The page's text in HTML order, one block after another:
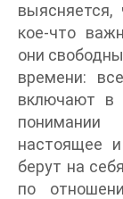
кое-что
они
времени:
включают в
понимании
настоящее
берут на
по